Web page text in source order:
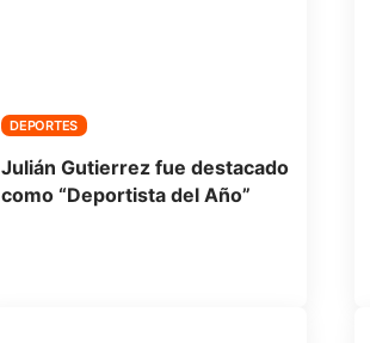
DEPORTES
Julián Gutierrez fue destacado
como “Deportista del Año”